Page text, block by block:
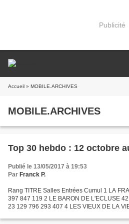
Publicité
Accueil » MOBILE.ARCHIVES
MOBILE.ARCHIVES
Top 30 hebdo : 12 octobre
Publié le 13/05/2017 à 19:53
Par Franck P.
Rang TITRE Salles Entrées Cumul 1 LA
397 847 119 2 LE BARON DE L'ECLUSE
23 129 796 293 407 4 LES VIEUX DE LA